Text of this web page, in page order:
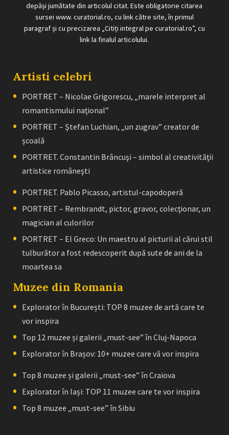
depăși jumătate din articolul citat. Este obligatorie citarea
sursei www. curatorial.ro, cu link către site, în primul
paragraf și cu precizarea „Citiți integral pe curatorial.ro”, cu
link la finalul articolului.
Artisti celebri
PORTRET – Nicolae Grigorescu, „marele interpret al
romantismului naţional”
PORTRET – Ştefan Luchian, „un zugrav” creator de
școală
PORTRET. Constantin Brâncuşi – simbol al creativităţii
artistice româneşti
PORTRET. Pablo Picasso, artistul-capodoperă
PORTRET – Rembrandt, pictor, gravor, colecţionar, un
magician al culorilor
PORTRET – El Greco: Un maestru al picturii al cărui stil
tulburător a fost redescoperit după sute de ani de la
moartea sa
Muzee din Romania
Explorator în București: TOP 8 muzee de artă care te
vor inspira
Top 12 muzee și galerii „must-see” în Cluj-Napoca
Explorator în Brașov: 10+ muzee care vă vor inspira
Top 8 muzee și galerii „must-see” în Craiova
Explorator în Iași: TOP 11 muzee care te vor inspira
Top 8 muzee „must-see” în Sibiu